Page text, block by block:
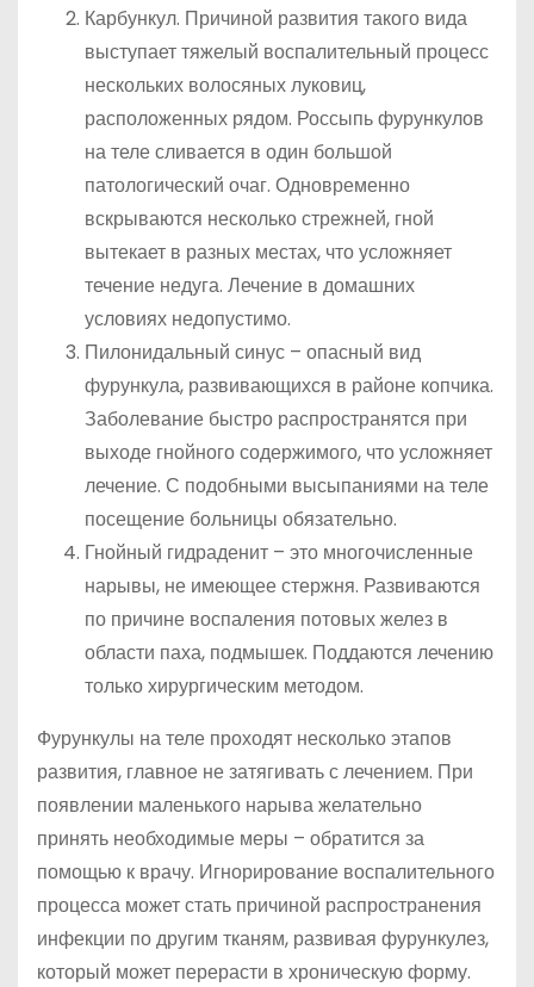
Карбункул. Причиной развития такого вида
выступает тяжелый воспалительный процесс
нескольких волосяных луковиц,
расположенных рядом. Россыпь фурункулов
на теле сливается в один большой
патологический очаг. Одновременно
вскрываются несколько стрежней, гной
вытекает в разных местах, что усложняет
течение недуга. Лечение в домашних
условиях недопустимо.
Пилонидальный синус – опасный вид
фурункула, развивающихся в районе копчика.
Заболевание быстро распространятся при
выходе гнойного содержимого, что усложняет
лечение. С подобными высыпаниями на теле
посещение больницы обязательно.
Гнойный гидраденит – это многочисленные
нарывы, не имеющее стержня. Развиваются
по причине воспаления потовых желез в
области паха, подмышек. Поддаются лечению
только хирургическим методом.
Фурункулы на теле проходят несколько этапов
развития, главное не затягивать с лечением. При
появлении маленького нарыва желательно
принять необходимые меры – обратится за
помощью к врачу. Игнорирование воспалительного
процесса может стать причиной распространения
инфекции по другим тканям, развивая фурункулез,
который может перерасти в хроническую форму.